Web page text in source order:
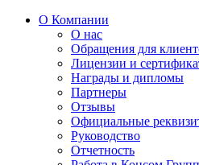
О Компании
О нас
Обращения для
Лицензии и
Награды и дипломы
Партнеры
Отзывы
Официальные
Руководство
Отчетность